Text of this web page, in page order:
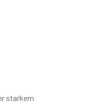
starkem